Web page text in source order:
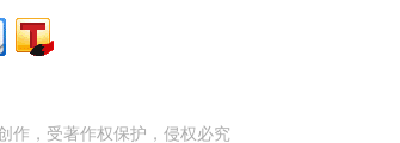
作，受著作权保护，侵权必究